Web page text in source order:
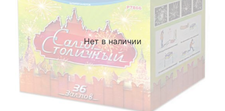
Нет в наличии